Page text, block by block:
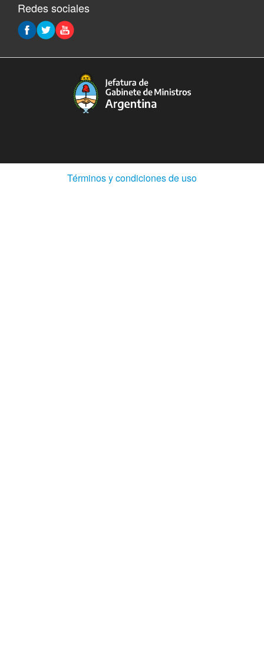
Redes sociales
Términos y condiciones de uso(Abre